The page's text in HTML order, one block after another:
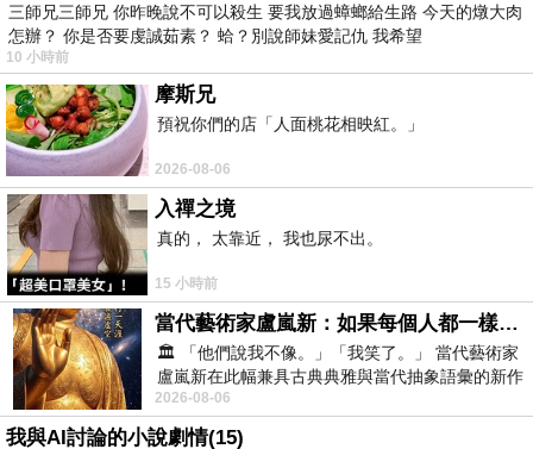
的行程安排後，終於排出最適合自己的行程。
行程安排
Day1奎壁山踏浪+本島南環+夜釣小管
Day2七美一日遊(機車環島&浮潛)+觀音亭璀璨
煙火
Day3 本島北環+中央老街
一早帶著愉快的心情，踩著輕鬆的步伐從南科車
站出發，預計到新營車站轉乘至布袋港的新營客
運。
三師兄三師兄 你昨晚說不可以殺生 要我放過蟑螂給生路 今天的燉大肉
怎辦？ 你是否要虔誠茹素？ 蛤？別說師妹愛記仇 我希望
10 小時前
摩斯兄
預祝你們的店「人面桃花相映紅。」
2026-08-06
入禪之境
真的， 太靠近， 我也尿不出。
15 小時前
當代藝術家盧嵐新：如果每個人都一樣，這世界該有多無聊？
🏛️ 「他們說我不像。」「我笑了。」 當代藝術家
盧嵐新在此幅兼具古典典雅與當代抽象語彙的新作
中，以沈靜的藍色空間為背景，描繪了
2026-08-06
我與AI討論的小說劇情(15)